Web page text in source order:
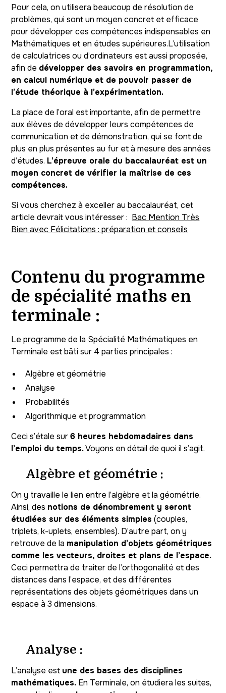
Pour cela, on utilisera beaucoup de résolution de
problèmes, qui sont un moyen concret et efficace
pour développer ces compétences indispensables en
Mathématiques et en études supérieures.L’utilisation
de calculatrices ou d’ordinateurs est aussi proposée,
afin de développer des savoirs en programmation,
en calcul numérique et de pouvoir passer de
l’étude théorique à l’expérimentation.
La place de l’oral est importante, afin de permettre
aux élèves de développer leurs compétences de
communication et de démonstration, qui se font de
plus en plus présentes au fur et à mesure des années
d’études. L’épreuve orale du baccalauréat est un
moyen concret de vérifier la maîtrise de ces
compétences.
Si vous cherchez à exceller au baccalauréat, cet
article devrait vous intéresser : Bac Mention Très
Bien avec Félicitations : préparation et conseils
Contenu du programme
de spécialité maths en
terminale :
Le programme de la Spécialité Mathématiques en
Terminale est bâti sur 4 parties principales :
Algèbre et géométrie
Analyse
Probabilités
Algorithmique et programmation
Ceci s’étale sur6 heures hebdomadaires dans
l’emploi du temps.Voyons en détail de quoi il s’agit.
Algèbre et géométrie :
On y travaille le lien entre l’algèbre et la géométrie.
Ainsi, des notions de dénombrement y seront
étudiées sur des éléments simples (couples,
triplets, k-uplets, ensembles). D’autre part, on y
retrouve de la manipulation d’objets géométriques
comme les vecteurs, droites et plans de l’espace.
Ceci permettra de traiter de l’orthogonalité et des
distances dans l’espace, et des différentes
représentations des objets géométriques dans un
espace à 3 dimensions.
Analyse :
L’analyse est une des bases des disciplines
mathématiques. En Terminale, on étudiera les suites,